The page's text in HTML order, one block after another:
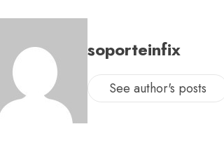
soporteinfix
See author's posts